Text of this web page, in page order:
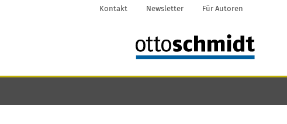
Kontakt Newsletter Für Autoren